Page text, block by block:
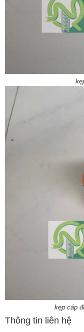
kẹp cáp
Thông tin liên hệ